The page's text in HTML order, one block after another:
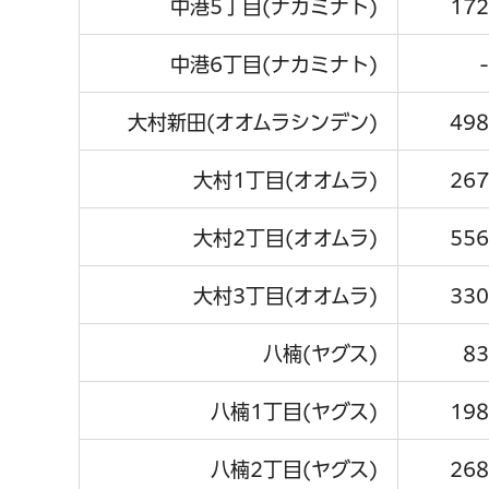
中港5丁目(ナカミナト) 172
中港6丁目(ナカミナト) -
大村新田(オオムラシンデン) 498
大村1丁目(オオムラ) 267
大村2丁目(オオムラ) 556
大村3丁目(オオムラ) 330
八楠(ヤグス) 83
八楠1丁目(ヤグス) 198
八楠2丁目(ヤグス) 268